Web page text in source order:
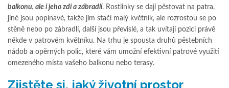
balkonu, ale i jeho zdi a zábradlí. Rostlinky se dají pěstovat na patra,
jiné jsou popínavé, takže jim stačí malý květník, ale rozrostou se po
stěně nebo po zábradlí, další jsou převislé, a tak uvítají pozici právě
někde v patrovém květníku. Na trhu je spousta druhů pěstebních
nádob a opěrných polic, které vám umožní efektivní patrové využití
omezeného místa vašeho balkonu nebo terasy.
Zjistěte si, jaký životní prostor